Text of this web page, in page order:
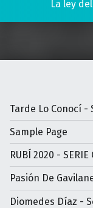
La ley
Tarde Lo Conocí -
Sample Page
RUBÍ 2020 - SERIE
Pasión De
Diomedes Díaz -